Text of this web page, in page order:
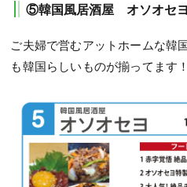
⑤韓国風居酒屋 オソオセヨ
ご夫婦で営むアットホームな韓
も韓国らしいものが揃ってます！